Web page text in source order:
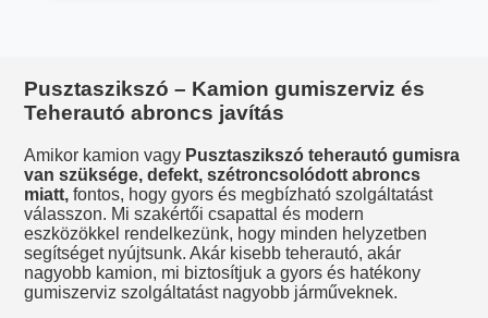
Pusztaszikszó – Kamion gumiszerviz és
Teherautó abroncs javítás
Amikor kamion vagy Pusztaszikszó teherautó gumisra
van szüksége, defekt, szétroncsolódott abroncs
miatt, fontos, hogy gyors és megbízható szolgáltatást
válasszon. Mi szakértői csapattal és modern
eszközökkel rendelkezünk, hogy minden helyzetben
segítséget nyújtsunk. Akár kisebb teherautó, akár
nagyobb kamion, mi biztosítjuk a gyors és hatékony
gumiszerviz szolgáltatást nagyobb járműveknek.